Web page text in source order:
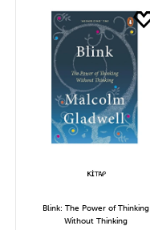
Blink: The Power of Thinking
Without Thinking